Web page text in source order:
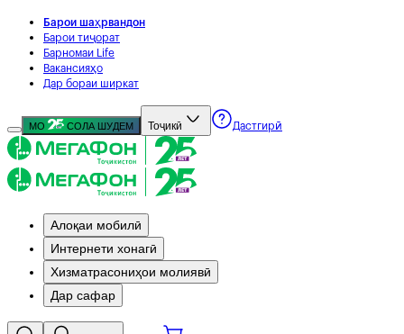
Барои шаҳрвандон
Барои тиҷорат
Барномаи Life
Вакансияҳо
Дар бораи ширкат
МО СОЛА ШУДЕМ Тоҷикӣ Дастгирӣ
Алоқаи мобилӣ
Интернети хонагӣ
Хизматрасониҳои молиявӣ
Дар сафар